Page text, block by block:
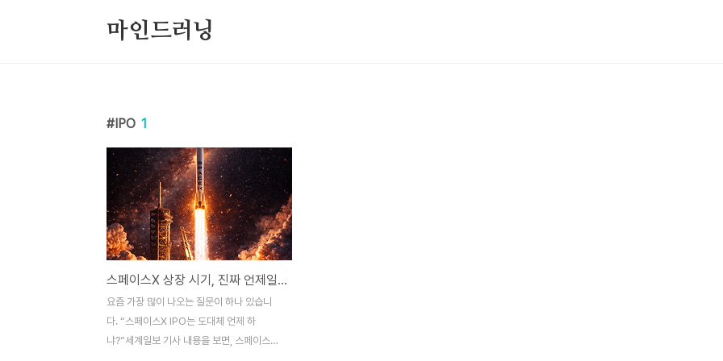
마인드러닝
IPO 1
스페이스X 상장 시기, 진짜 언제일까? 2026년 6월설이 나오는 이유
요즘 가장 많이 나오는 질문이 하나 있습니
다. “스페이스X IPO는 도대체 언제 하
냐?”세계일보 기사 내용을 보면, 스페이스X